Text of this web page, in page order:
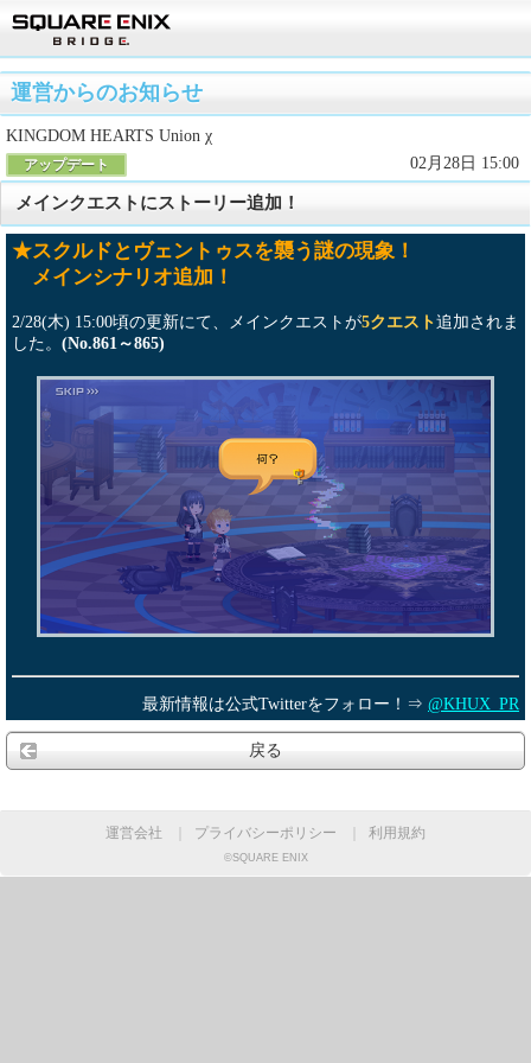
運営からのお知らせ
KINGDOM HEARTS Union χ
アップデート 02月28日 15:00
メインクエストにストーリー追加！
★スクルドとヴェントゥスを襲う謎の現象！
メインシナリオ追加！
2/28(木) 15:00頃の更新にて、メインクエストが5クエスト追加されま
した。 (No.861～865)
最新情報は公式Twitterをフォロー！⇒ @KHUX_PR
戻る
運営会社 プライバシーポリシー 利用規約
©SQUARE ENIX